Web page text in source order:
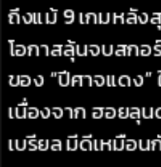
ถึงแม้ 9 เกมหลัง
โอกาสลุ้นจบสกอ
ของ “ปีศาจแดง”
เนื่องจาก ฮอยลุ
เบรียล มีดีเหมือ